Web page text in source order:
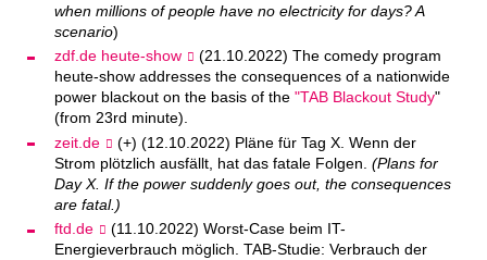
when millions of people have no electricity for days? A
scenario)
zdf.de heute-show
(21.10.2022) The comedy program
heute-show addresses the consequences of a nationwide
power blackout on the basis of the "TAB Blackout Study"
(from 23rd minute).
zeit.de
(+) (12.10.2022) Pläne für Tag X. Wenn der
Strom plötzlich ausfällt, hat das fatale Folgen. (Plans for
Day X. If the power suddenly goes out, the consequences
are fatal.)
ftd.de
(11.10.2022) Worst-Case beim IT-
Energieverbrauch möglich. TAB-Studie: Verbrauch der